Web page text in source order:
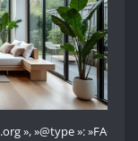
», »@type »: